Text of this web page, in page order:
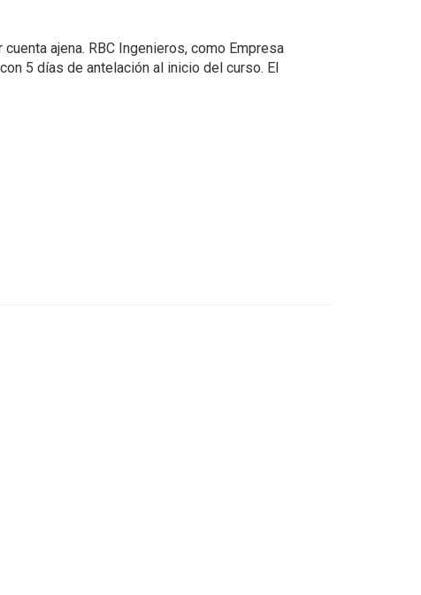
ajena. RBC Ingenieros, como Empresa
5 días de antelación al inicio del curso. El